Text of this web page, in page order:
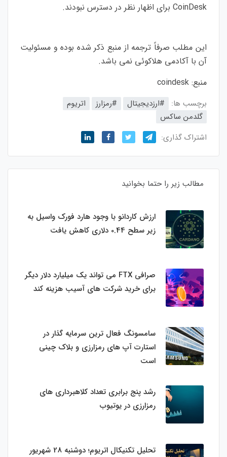
CoinDesk برای اظهار نظر در دسترس نبودند.
این مطلب صرفاً ترجمه از منبع ذکر شده بوده و مسئولیت
آن با آکادمی هلاکوئی نمی باشد.
منبع: coindesk
برچسب ها: #ارزدیجیتال #رمزارز
اتریوم
گلدمن ساکس
اشتراک گذاری:
مطالب زیر را حتما بخوانید
ارزش کاردانو با وجود هارد فورک واسیل به
زیر سطح 0.44 دلاری کاهش یافت
صرافی FTX می تواند یک میلیارد دلار دیگر
برای خرید شرکت های آسیب هزینه کند
سامسونگ فعال‌ ترین سرمایه‌ گذار در
استارت‌ آپ‌ های رمزارزی و بلاک چینی
است
رشد پنج برابری تعداد کلاهبرداری های
رمزارزی در یوتیوب
تحلیل تکنیکال اتریوم؛ دوشنبه 28 شهریور